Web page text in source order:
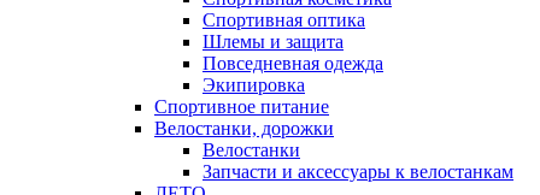
Спортивная оптика
Шлемы и защита
Повседневная одежда
Экипировка
Спортивное питание
Велостанки, дорожки
Велостанки
Запчасти и аксессуары к велостанкам